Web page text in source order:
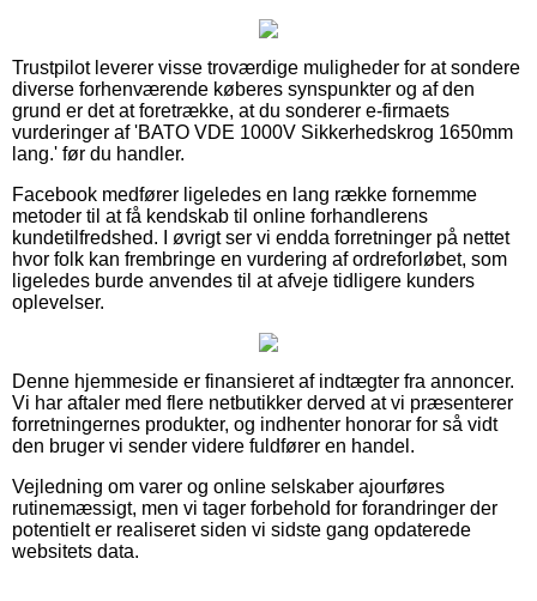
Trustpilot leverer visse troværdige muligheder for at sondere
diverse forhenværende køberes synspunkter og af den
grund er det at foretrække, at du sonderer e-firmaets
vurderinger af 'BATO VDE 1000V Sikkerhedskrog 1650mm
lang.' før du handler.
Facebook medfører ligeledes en lang række fornemme
metoder til at få kendskab til online forhandlerens
kundetilfredshed. I øvrigt ser vi endda forretninger på nettet
hvor folk kan frembringe en vurdering af ordreforløbet, som
ligeledes burde anvendes til at afveje tidligere kunders
oplevelser.
Denne hjemmeside er finansieret af indtægter fra annoncer.
Vi har aftaler med flere netbutikker derved at vi præsenterer
forretningernes produkter, og indhenter honorar for så vidt
den bruger vi sender videre fuldfører en handel.
Vejledning om varer og online selskaber ajourføres
rutinemæssigt, men vi tager forbehold for forandringer der
potentielt er realiseret siden vi sidste gang opdaterede
websitets data.